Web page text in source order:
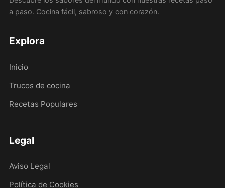
a paso. Cocina fácil, sabroso y con corazón.
Explora
Inicio
Trucos de cocina
Recetas Populares
Legal
Aviso Legal
Política de Cookies